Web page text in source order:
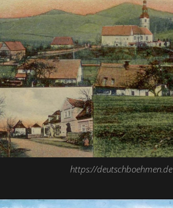
https://deutschboehmen.de